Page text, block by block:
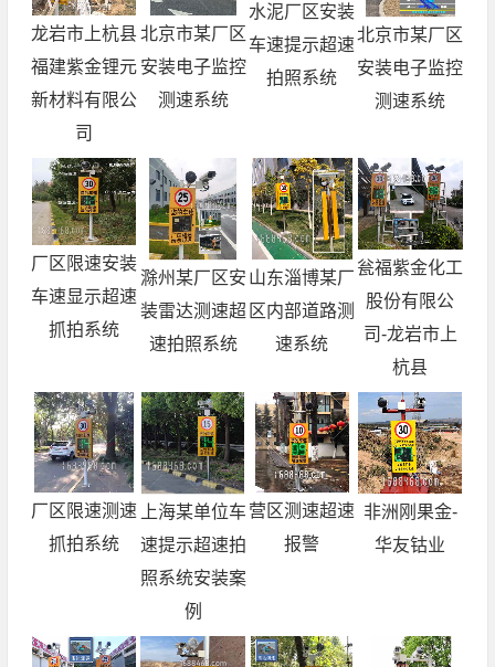
龙岩市上杭县
福建紫金锂元
新材料有限公
司
北京市某厂区
安装电子监控
测速系统
水泥厂区安装
车速提示超速
拍照系统
北京市某厂区
安装电子监控
测速系统
厂区限速安装
车速显示超速
抓拍系统
滁州某厂区安
装雷达测速超
速拍照系统
山东淄博某厂
区内部道路测
速系统
瓮福紫金化工
股份有限公
司-龙岩市上
杭县
厂区限速测速
抓拍系统
上海某单位车
速提示超速拍
照系统安装案
例
营区测速超速
报警
非洲刚果金-
华友钴业